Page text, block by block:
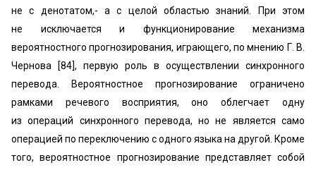
не с денотатом,- а с целой областью знаний. При этом
не исключается и функционирование механизма
вероятностного прогнозирования, играющего, по мнению Г. В.
Чернова [84], первую роль в осуществлении синхронного
перевода. Вероятностное прогнозирование ограничено
рамками речевого восприятия, оно облегчает одну
из операций синхронного перевода, но не является само
операцией по переключению с одного языка на другой. Кроме
того, вероятностное прогнозирование представляет собой